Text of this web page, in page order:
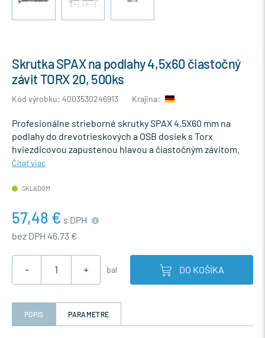
Skrutka SPAX na podlahy 4,5x60 čiastočný
závit TORX 20, 500ks
Kód výrobku: 4003530246913 Krajina:
Profesionálne strieborné skrutky SPAX 4,5X60 mm na
podlahy do drevotrieskových a OSB dosiek s Torx
hviezdicovou zapustenou hlavou a čiastočným závitom.
Čítať viac
SKLADOM
57,48 € s DPH
bez DPH 46,73 €
- + bal DO KOŠÍKA
POPIS PARAMETRE